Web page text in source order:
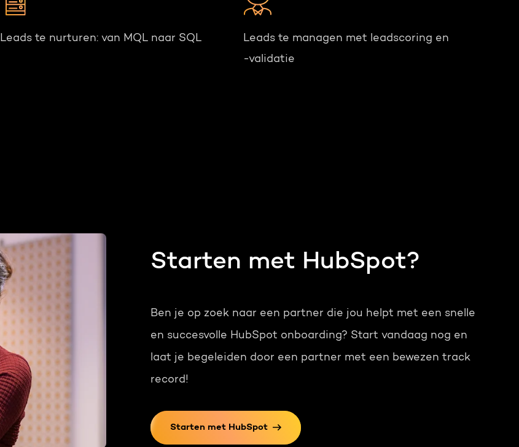
Leads te nurturen: van MQL naar SQL
Leads te managen met leadscoring en
-validatie
Starten met HubSpot?
Ben je op zoek naar een partner die jou helpt met een snelle
en succesvolle HubSpot onboarding? Start vandaag nog en
laat je begeleiden door een partner met een bewezen track
record!
Starten met HubSpot